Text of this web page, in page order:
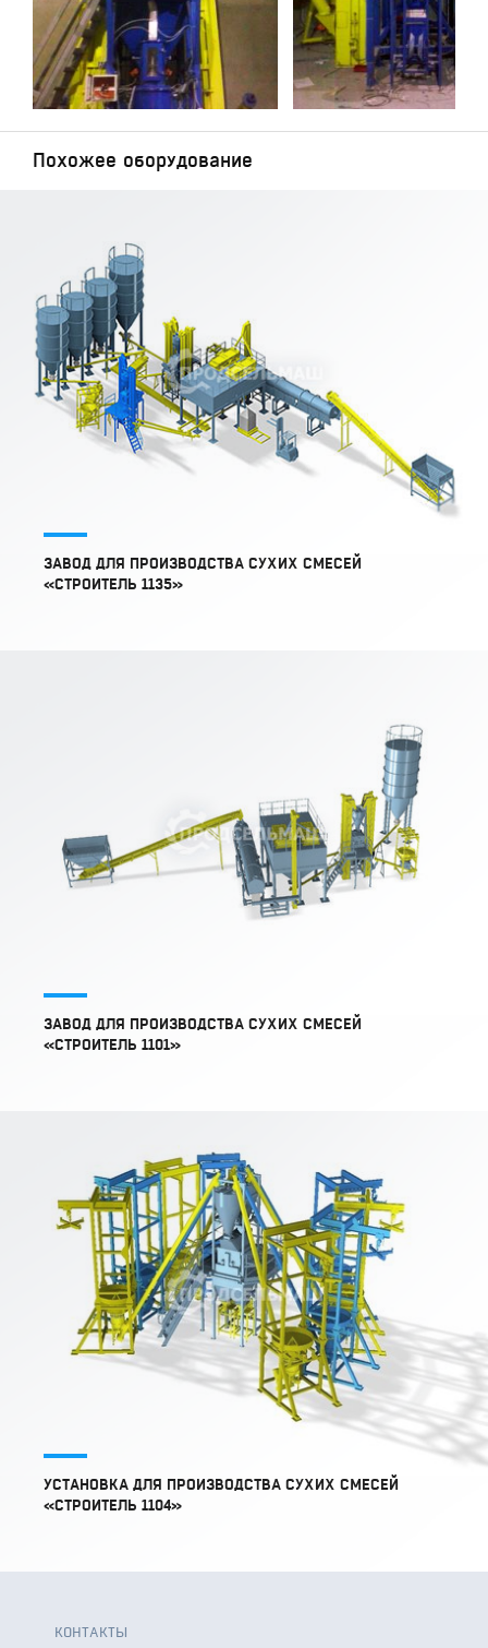
Похожее оборудование
ЗАВОД ДЛЯ ПРОИЗВОДСТВА СУХИХ СМЕСЕЙ
«СТРОИТЕЛЬ 1135»
ЗАВОД ДЛЯ ПРОИЗВОДСТВА СУХИХ СМЕСЕЙ
«СТРОИТЕЛЬ 1101»
УСТАНОВКА ДЛЯ ПРОИЗВОДСТВА СУХИХ СМЕСЕЙ
«СТРОИТЕЛЬ 1104»
КОНТАКТЫ